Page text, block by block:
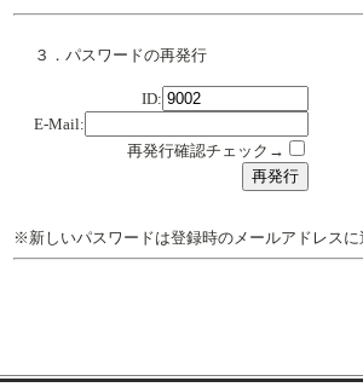
３．パスワードの再発行
ID:
E-Mail:
再発行確認チェック→
※新しいパスワードは登録時のメールアドレスに